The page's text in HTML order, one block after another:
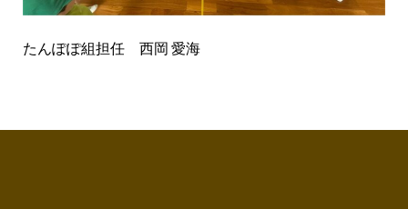
たんぽぽ組担任 西岡 愛海